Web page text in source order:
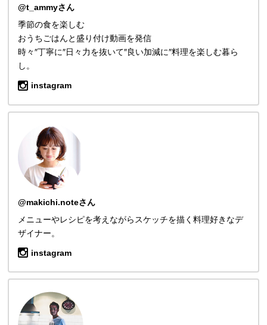
@t_ammyさん
季節の食を楽しむ
おうちごはんと盛り付け動画を発信
時々″丁寧に″日々力を抜いて″良い加減に″料理を楽しむ暮ら
し。
instagram
@makichi.noteさん
メニューやレシピを考えながらスケッチを描く料理好きなデ
ザイナー。
instagram